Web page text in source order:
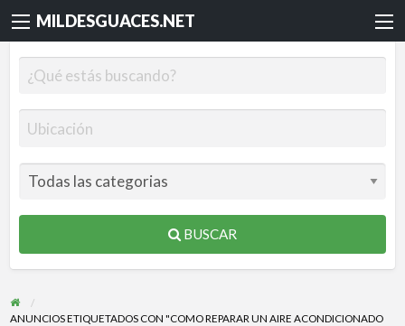
MILDESGUACES.NET
BUSCAR
ANUNCIOS ETIQUETADOS CON "COMO REPARAR UN AIRE ACONDICIONADO